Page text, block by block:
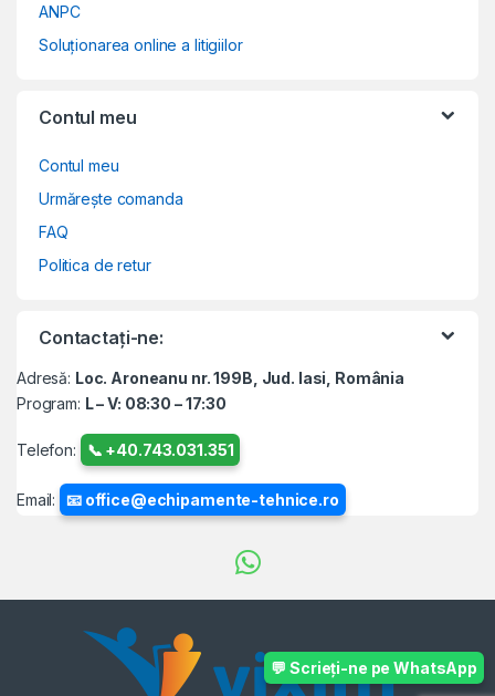
💬 Scrieți-ne pe WhatsApp
ANPC
Soluționarea online a litigiilor
Contul meu
Contul meu
Urmărește comanda
FAQ
Politica de retur
Contactați-ne:
Adresă: Loc. Aroneanu nr. 199B, Jud. Iasi, România
Program: L – V: 08:30 – 17:30
Telefon: 📞 +40.743.031.351
Email: 📧 office@echipamente-tehnice.ro